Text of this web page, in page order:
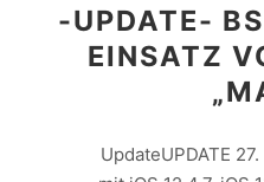
-UPDATE-
EINSATZ
UpdateUPDATE